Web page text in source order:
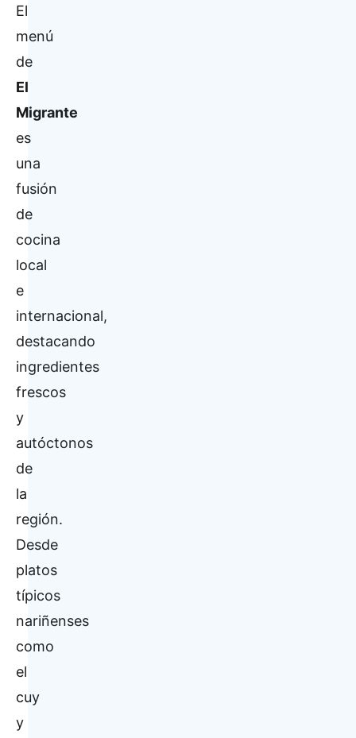
El
menú
de
El
Migrante
es
una
fusión
de
cocina
local
e
internacional,
destacando
ingredientes
frescos
y
autóctonos
de
la
región.
Desde
platos
típicos
nariñenses
como
el
cuy
y